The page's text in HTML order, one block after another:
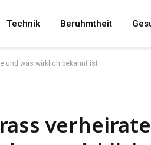
Technik Beruhmtheit
und was wirklich bekannt ist